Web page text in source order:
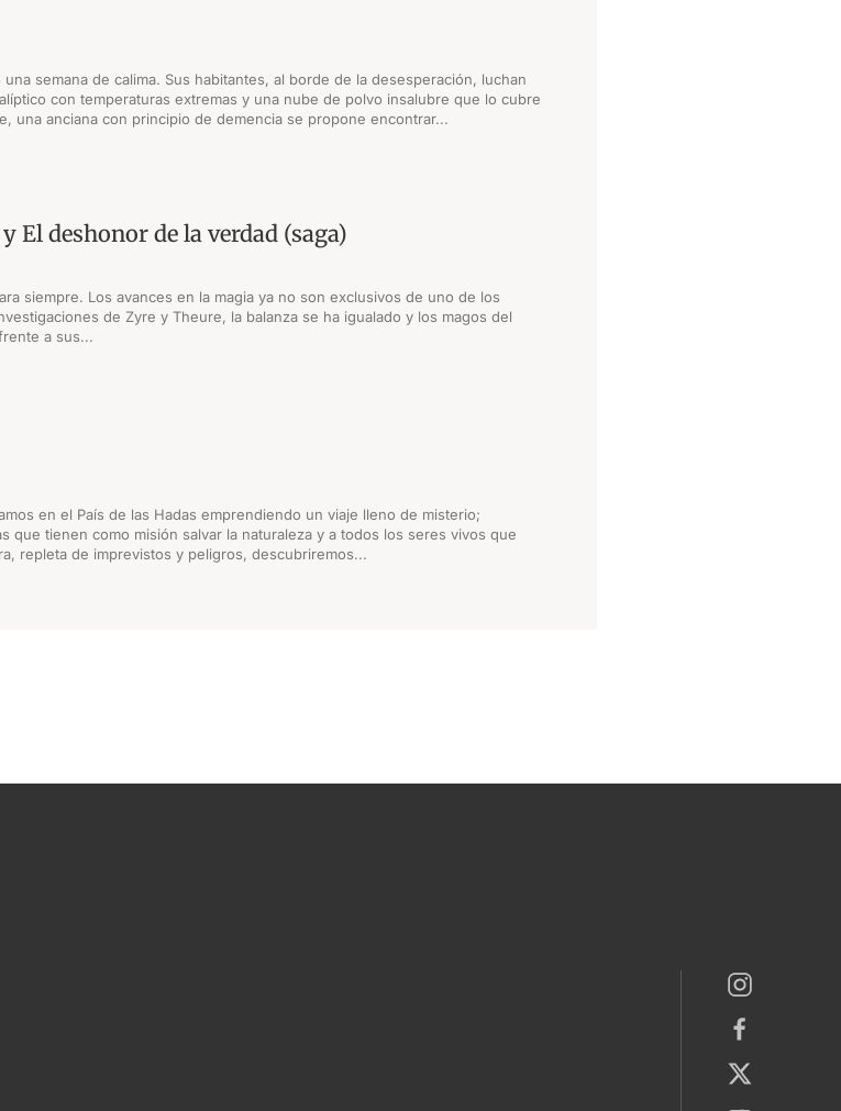
semana de calima. Sus habitantes, al borde de la desesperación, luchan
con temperaturas extremas y una nube de polvo insalubre que lo cubre
una anciana con principio de demencia se propone encontrar...
El deshonor de la verdad (saga)
siempre. Los avances en la magia ya no son exclusivos de uno de los
de Zyre y Theure, la balanza se ha igualado y los magos del
a sus...
en el País de las Hadas emprendiendo un viaje lleno de misterio;
que tienen como misión salvar la naturaleza y a todos los seres vivos que
repleta de imprevistos y peligros, descubriremos...